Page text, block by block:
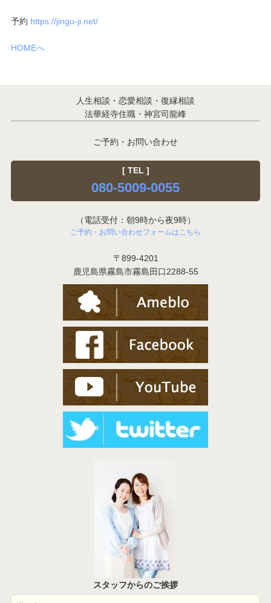
予約 https://jingu-ji.net/
HOMEへ
人生相談・恋愛相談・復縁相談
法華経寺住職・神宮司龍峰
ご予約・お問い合わせ
[ TEL ]
080-5009-0055
（電話受付：朝9時から夜9時）
ご予約・お問い合わせフォームはこちら
〒899-4201
鹿児島県霧島市霧島田口2288-55
スタッフからのご挨拶